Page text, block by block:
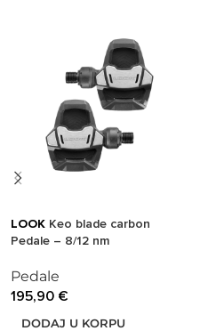
LOOK Keo blade carbon
Pedale – 8/12 nm
Pedale
195,90 €
DODAJ U KORPU